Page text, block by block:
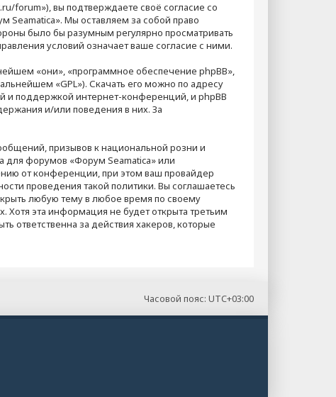
forum»), вы подтверждаете своё согласие со
Seamatica». Мы оставляем за собой право
было бы разумным регулярно просматривать
условий означает ваше согласие с ними.
«они», «программное обеспечение phpBB»,
«GPL»). Скачать его можно по адресу
и поддержкой интернет-конференций, и phpBB
и/или поведения в них. За
призывов к национальной розни и
для форумов «Форум Seamatica» или
от конференции, при этом ваш провайдер
проведения такой политики. Вы соглашаетесь
любую тему в любое время по своему
Хотя эта информация не будет открыта третьим
ответственна за действия хакеров, которые
Часовой пояс: UTC+03:00